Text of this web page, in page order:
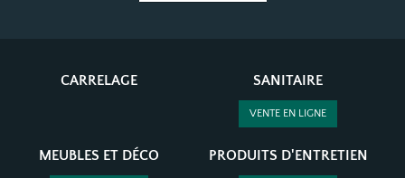
CARRELAGE SANITAIRE
VENTE EN LIGNE
MEUBLES ET DÉCO PRODUITS D'ENTRETIEN